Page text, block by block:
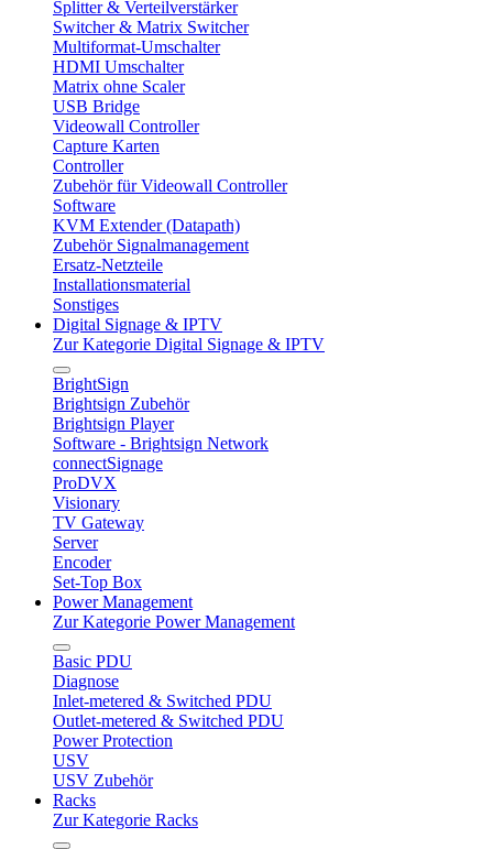
Splitter & Verteilverstärker
Switcher & Matrix Switcher
Multiformat-Umschalter
HDMI Umschalter
Matrix ohne Scaler
USB Bridge
Videowall Controller
Capture Karten
Controller
Zubehör für Videowall Controller
Software
KVM Extender (Datapath)
Zubehör Signalmanagement
Ersatz-Netzteile
Installationsmaterial
Sonstiges
Digital Signage & IPTV
Zur Kategorie Digital Signage & IPTV
BrightSign
Brightsign Zubehör
Brightsign Player
Software - Brightsign Network
connectSignage
ProDVX
Visionary
TV Gateway
Server
Encoder
Set-Top Box
Power Management
Zur Kategorie Power Management
Basic PDU
Diagnose
Inlet-metered & Switched PDU
Outlet-metered & Switched PDU
Power Protection
USV
USV Zubehör
Racks
Zur Kategorie Racks